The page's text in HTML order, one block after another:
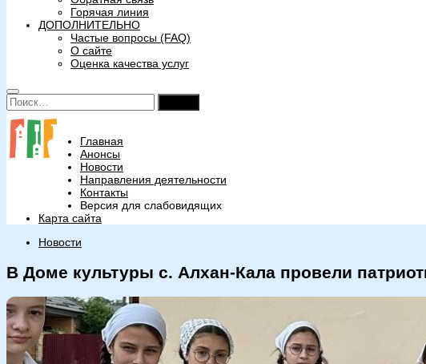
Горячая линия
ДОПОЛНИТЕЛЬНО
Частые вопросы (FAQ)
О сайте
Оценка качества услуг
Найти:
Главная
Анонсы
Новости
Направления деятельности
Контакты
Версия для слабовидящих
Карта сайта
Новости
В Доме культуры с. Алхан-Кала провели